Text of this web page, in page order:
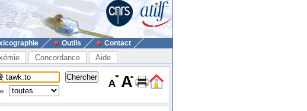
Outils Contact
Concordance Aide
: